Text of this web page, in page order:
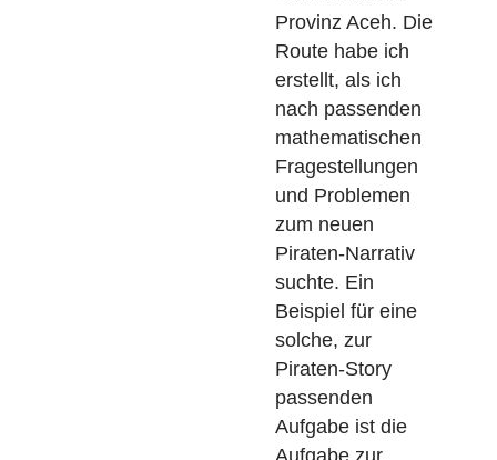
„Telaga Tujuh
Island Adventure
Trail“?
Der
“Telaga Tujuh
Adventure Trail”
ist ein Mathtrail
auf einer
unbewohnten
Insel in der
indonesischen
Provinz Aceh. Die
Route habe ich